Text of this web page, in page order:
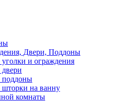
Двери, Поддоны
и ограждения
на ванну
комнаты